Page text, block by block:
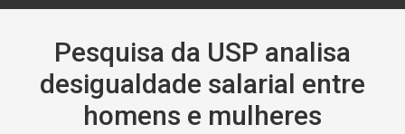
Men
Pesquisa da USP analisa
desigualdade salarial entre
homens e mulheres